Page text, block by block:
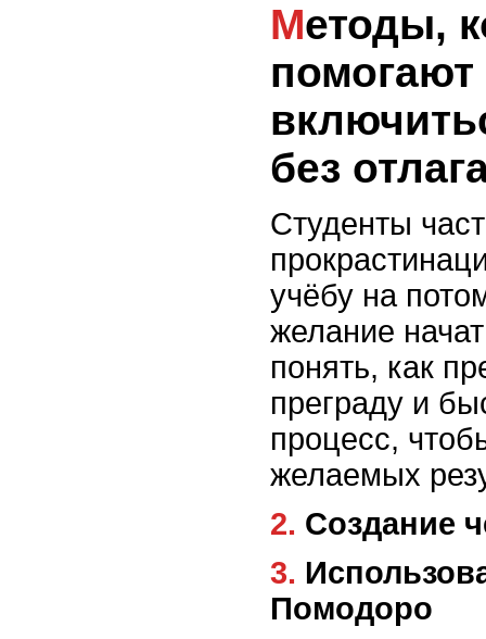
Методы, которые
без
Студенты
учёбу на
желание
понять, как
преграду и
процесс,
желаемых
2. Создание
3. Использование техники
Помодоро